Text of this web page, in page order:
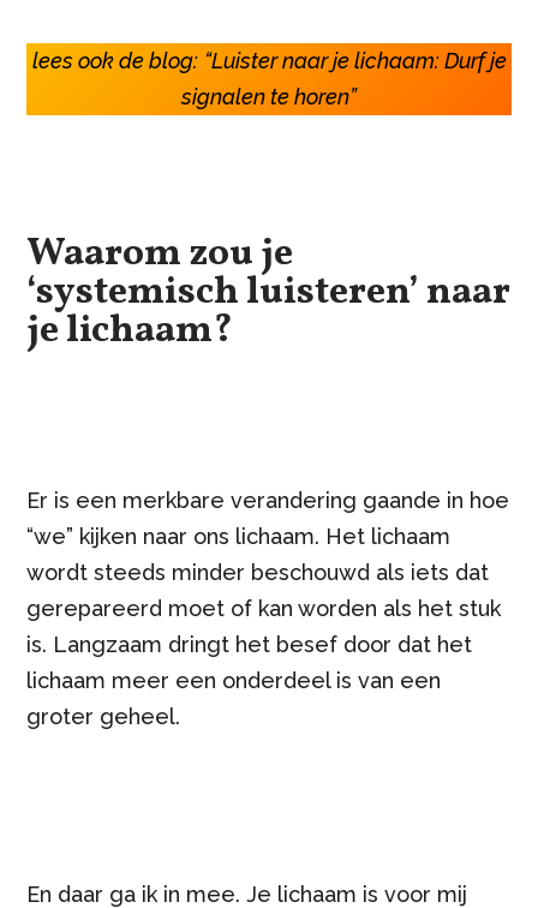
lees ook de blog: “Luister naar je lichaam: Durf je
signalen te horen”
Waarom zou je
‘systemisch luisteren’ naar
je lichaam?
Er is een merkbare verandering gaande in hoe
“we” kijken naar ons lichaam. Het lichaam
wordt steeds minder beschouwd als iets dat
gerepareerd moet of kan worden als het stuk
is. Langzaam dringt het besef door dat het
lichaam meer een onderdeel is van een
groter geheel.
En daar ga ik in mee. Je lichaam is voor mij